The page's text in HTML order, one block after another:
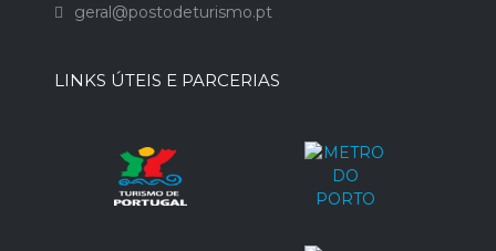
geral@postodeturismo.pt
LINKS ÚTEIS E PARCERIAS